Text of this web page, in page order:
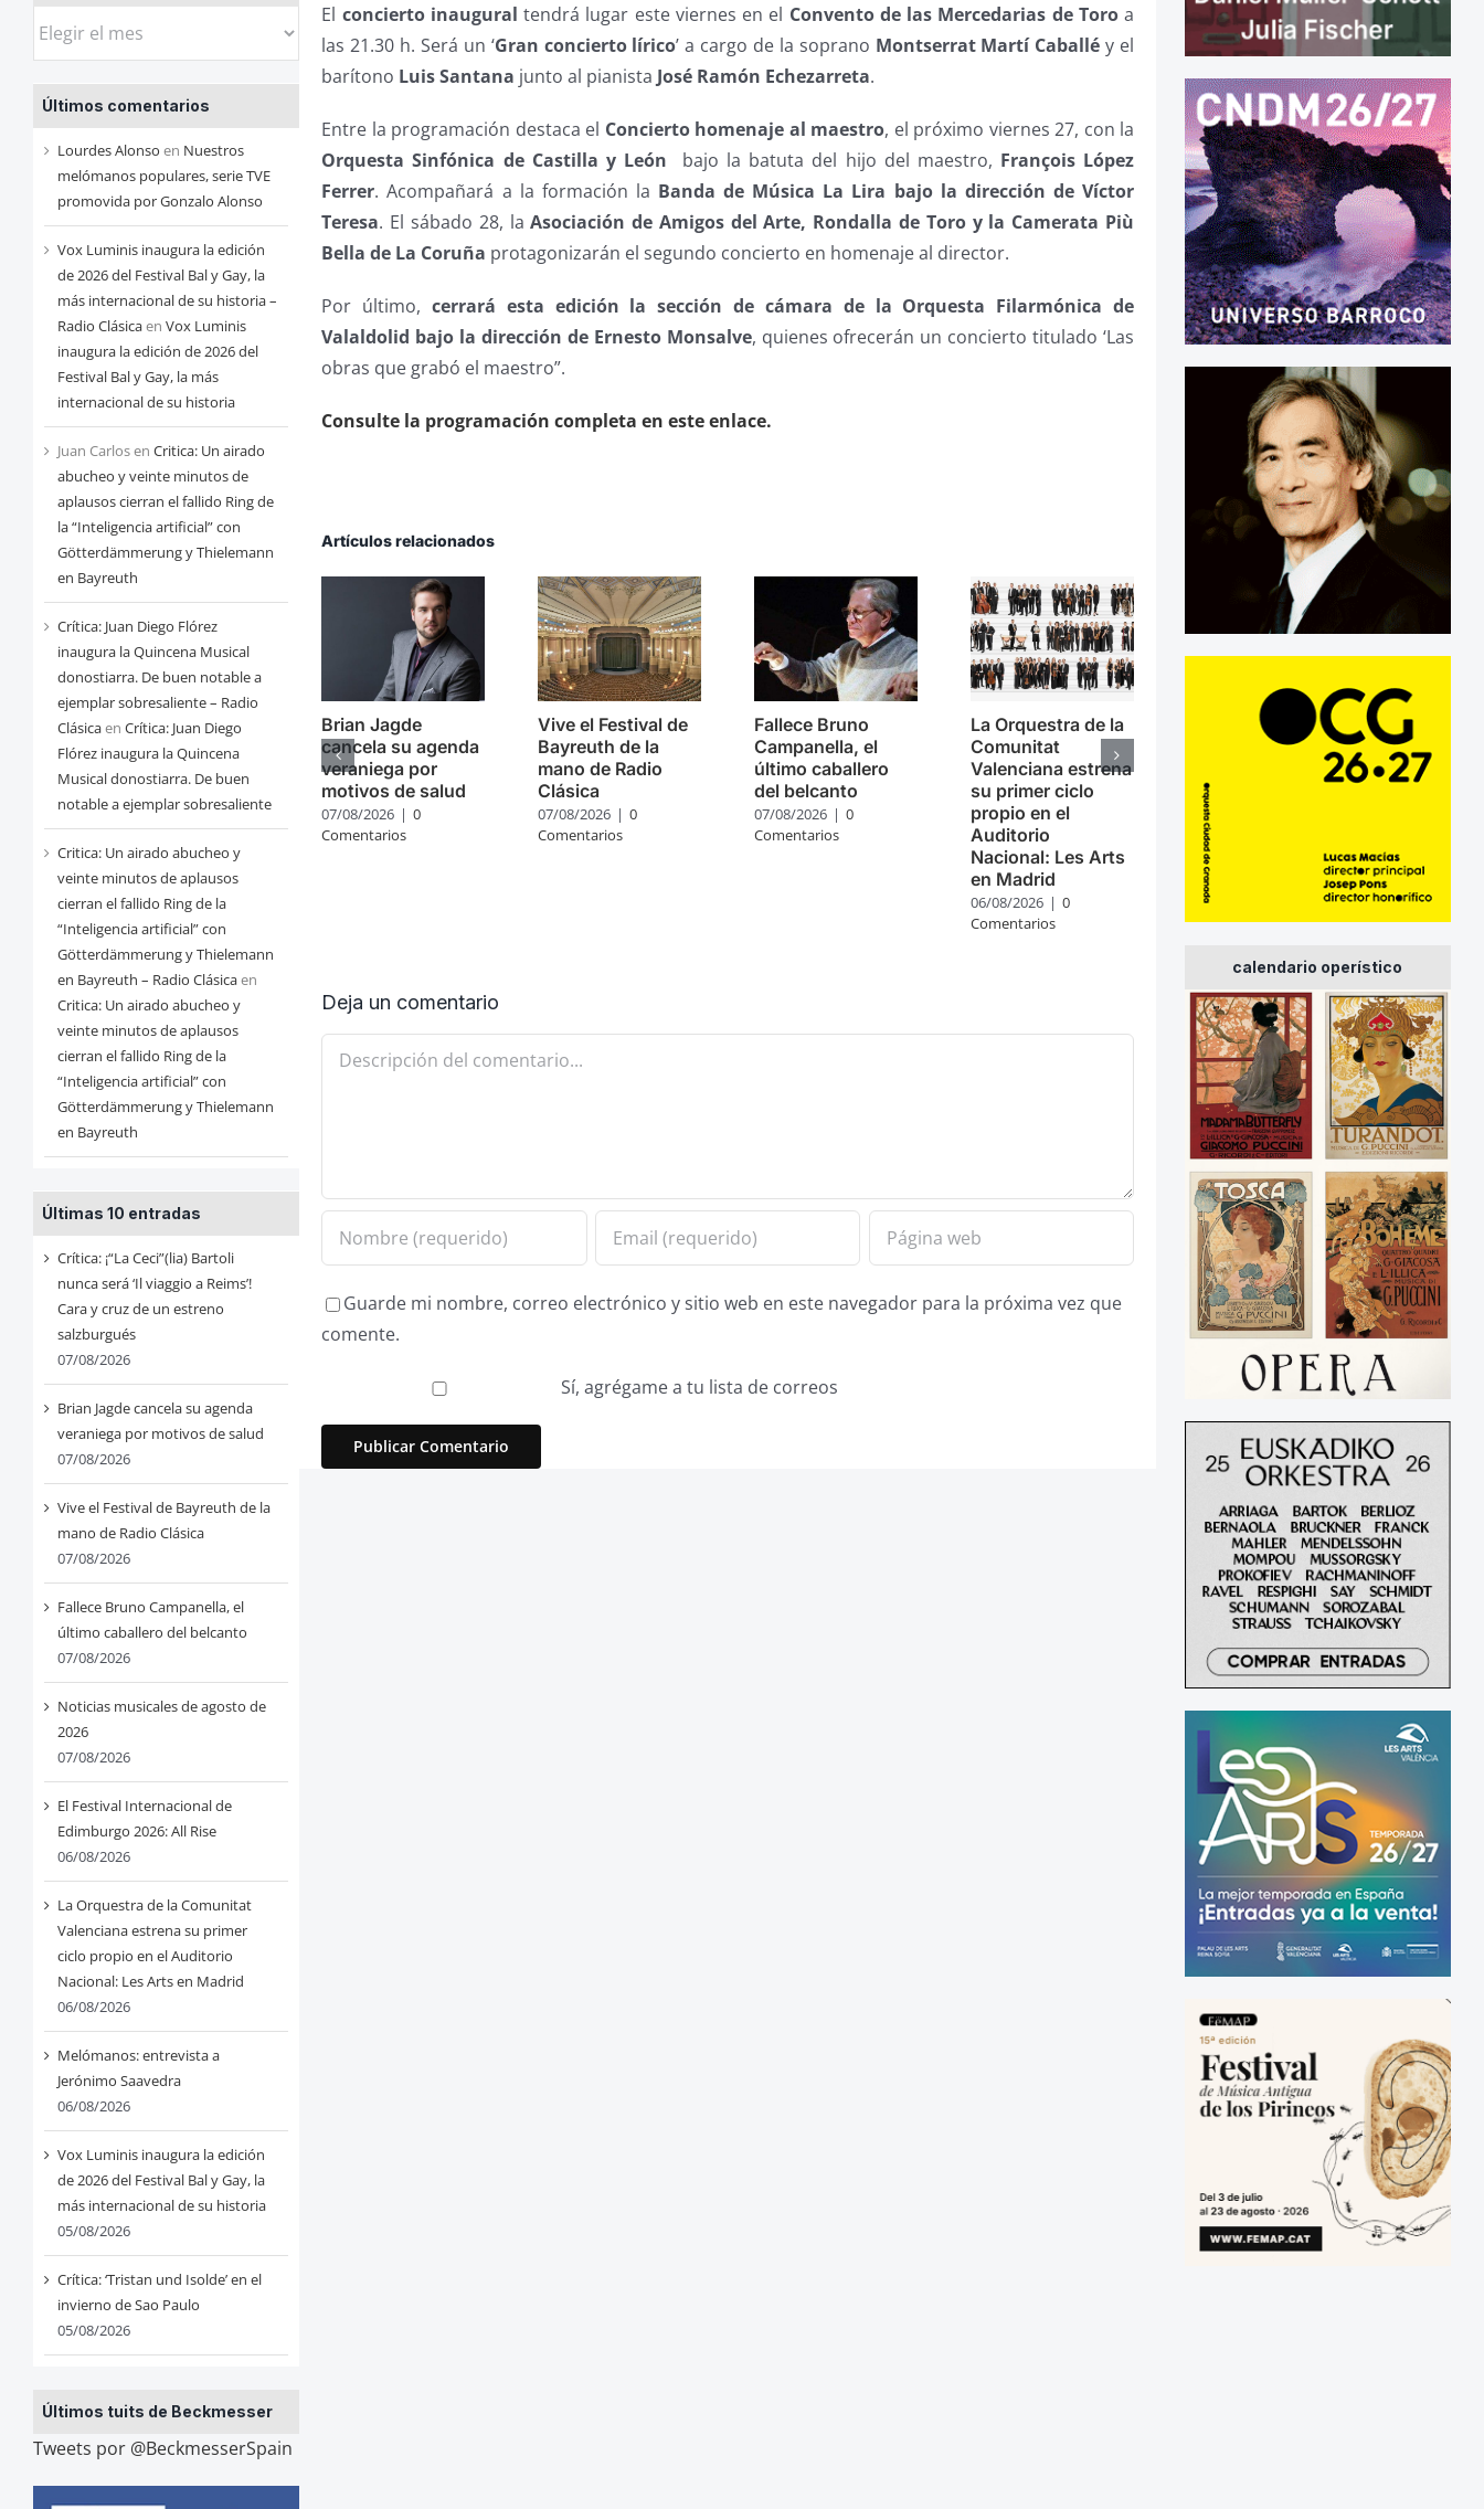
Busca
entradas
de
cada
mes
Últimos comentarios
Lourdes Alonso en Nuestros
melómanos populares, serie TVE
promovida por Gonzalo Alonso
Vox Luminis inaugura la edición
de 2026 del Festival Bal y Gay, la
más internacional de su historia –
Radio Clásicaen Vox Luminis
inaugura la edición de 2026 del
Festival Bal y Gay, la más
internacional de su historia
Juan Carlosen Critica: Un airado
abucheo y veinte minutos de
aplausos cierran el fallido Ring de
la “Inteligencia artificial” con
Götterdämmerung y Thielemann
en Bayreuth
Crítica: Juan Diego Flórez
inaugura la Quincena Musical
donostiarra. De buen notable a
ejemplar sobresaliente – Radio
Clásicaen Crítica: Juan Diego
Flórez inaugura la Quincena
Musical donostiarra. De buen
notable a ejemplar sobresaliente
Critica: Un airado abucheo y
veinte minutos de aplausos
cierran el fallido Ring de la
“Inteligencia artificial” con
Götterdämmerung y Thielemann
en Bayreuth – Radio Clásicaen
Critica: Un airado abucheo y
veinte minutos de aplausos
cierran el fallido Ring de la
“Inteligencia artificial” con
Götterdämmerung y Thielemann
en Bayreuth
Últimas 10 entradas
Crítica: ¡“La Ceci”(lia) Bartoli
nunca será ‘Il viaggio a Reims’!
Cara y cruz de un estreno
salzburgués
07/08/2026
Brian Jagde cancela su agenda
veraniega por motivos de salud
07/08/2026
Vive el Festival de Bayreuth de la
mano de Radio Clásica
07/08/2026
Fallece Bruno Campanella, el
último caballero del belcanto
07/08/2026
Noticias musicales de agosto de
2026
07/08/2026
El Festival Internacional de
Edimburgo 2026: All Rise
06/08/2026
La Orquestra de la Comunitat
Valenciana estrena su primer
ciclo propio en el Auditorio
Nacional: Les Arts en Madrid
06/08/2026
Melómanos: entrevista a
Jerónimo Saavedra
06/08/2026
Vox Luminis inaugura la edición
de 2026 del Festival Bal y Gay, la
más internacional de su historia
05/08/2026
Crítica: ‘Tristan und Isolde’ en el
invierno de Sao Paulo
05/08/2026
Últimos tuits de Beckmesser
Tweets por @BeckmesserSpain
El concierto inaugural tendrá lugar este viernes en el Convento de las Mercedarias de Toroa
las 21.30 h. Será un ‘Gran concierto lírico’ a cargo de la soprano Montserrat Martí Caballé y el
barítono Luis Santana junto al pianista José Ramón Echezarreta.
Entre la programación destaca el Concierto homenaje al maestro, el próximo viernes 27, con la
Orquesta Sinfónica de Castilla y León bajo la batuta del hijo del maestro, François López
Ferrer. Acompañará a la formación la Banda de Música La Lira bajo la dirección de Víctor
Teresa. El sábado 28, laAsociación de Amigos del Arte, Rondalla de Toro y la Camerata Più
Bella de La Coruña protagonizarán el segundo concierto en homenaje al director.
Por último,cerrará esta edición la sección de cámara de la Orquesta Filarmónica de
Valaldolid bajo la dirección de Ernesto Monsalve, quienes ofrecerán un concierto titulado ‘Las
obras que grabó el maestro”.
Consulte la programación completa en este enlace.
Artículos relacionados
Brian Jagde
cancela su agenda
veraniega por
motivos de salud
07/08/2026 | 0
Comentarios
Vive el Festival de
Bayreuth de la
mano de Radio
Clásica
07/08/2026 | 0
Comentarios
Fallece Bruno
Campanella, el
último caballero
del belcanto
07/08/2026 | 0
Comentarios
La Orquestra de la
Comunitat
Valenciana estrena
su primer ciclo
propio en el
Auditorio
Nacional: Les Arts
en Madrid
06/08/2026 | 0
Comentarios
Deja un comentario
Comentario
Guarde mi nombre, correo electrónico y sitio web en este navegador para la próxima vez que
comente.
Sí, agrégame a tu lista de correos
calendario operístico